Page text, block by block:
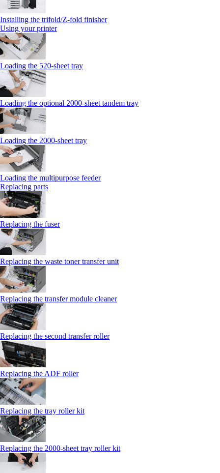
Installing the trifold/Z‑fold finisher
Using your printer
Loading the 520-sheet tray
Loading the optional 2000-sheet tandem tray
Loading the 2000-sheet tray
Loading the multipurpose feeder
Replacing parts
Replacing the fuser
Replacing the waste toner transfer unit
Replacing the transfer module cleaner
Replacing the second transfer roller
Replacing the ADF roller
Replacing the tray roller kit
Replacing the 2000‑sheet tray roller kit